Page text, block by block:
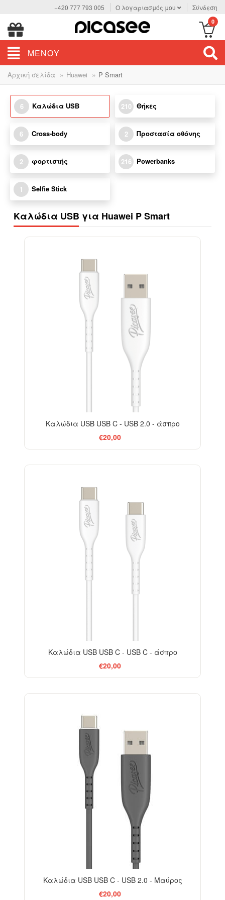
+420 777 793 005 Ο λογαριασμός μου Σύνδεση
0
ΜΕΝΟΎ
Αρχική σελίδα » Huawei » P Smart
6 Καλώδια USB 210 Θήκες
6 Cross-body 2 Προστασία οθόνης
2 φορτιστής 216 Powerbanks
1 Selfie Stick
Καλώδια USB για Huawei P Smart
Καλώδια USB USB C - USB 2.0 - άσπρο
€20,00
Καλώδια USB USB C - USB C - άσπρο
€20,00
Καλώδια USB USB C - USB 2.0 - Μαύρος
€20,00